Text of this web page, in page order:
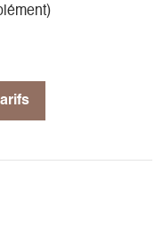
musées... Mens
avec le gîte 226025